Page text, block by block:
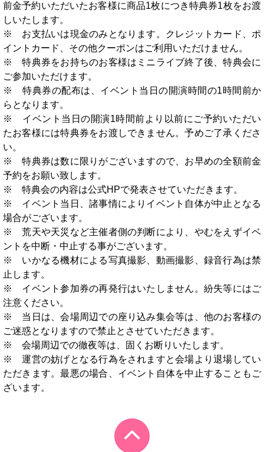
前金予約いただいたお客様に商品1枚につき特典券1枚をお渡
しいたします。
※ お支払いは現金のみとなります。クレジットカード、ポ
イントカード、その他クーポンはご利用いただけません。
※ 特典券をお持ちのお客様はミニライブ終了後、特典会に
ご参加いただけます。
※ 特典券の配布は、イベント当日の開演時間の1時間前か
らとなります。
※ イベント当日の開演1時間前より以前にご予約いただい
たお客様には特典券をお渡しできません。予めご了承くださ
い。
※ 特典券は数に限りがございますので、お早めの全額前金
予約をお願い致します。
※ 特典会の内容は公式HPで発表させていただきます。
※ イベント当日、諸事情によりイベント自体が中止となる
場合がございます。
※ 荒天や天災など主催者側の判断により、やむをえずイベ
ントを中断・中止する事がございます。
※ いかなる機材による写真撮影、動画撮影、録音行為は禁
止します。
※ イベント参加券の再発行はいたしません。紛失等にはご
注意ください。
※ 当日は、会場周辺での座り込み集会等は、他のお客様の
ご迷惑となりますので禁止とさせていただきます。
※ 会場周辺での徹夜等は、固くお断りいたします。
※ 運営の妨げとなる行為をされますと会場より退場してい
ただきます。最悪の場合、イベント自体を中止することもご
ざいます。